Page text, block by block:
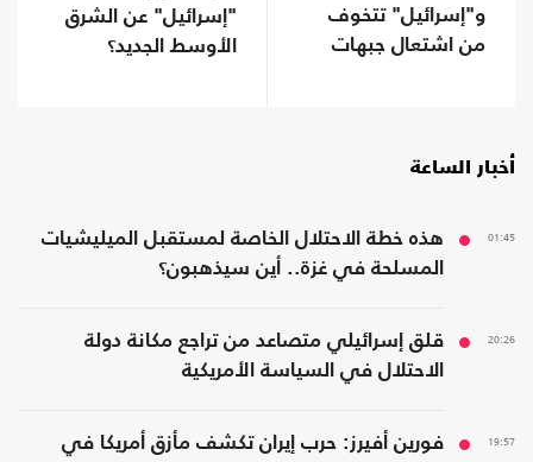
و"إسرائيل" تتخوف
من اشتعال جبهات
"إسرائيل" عن الشرق
الأوسط الجديد؟
أخبار الساعة
01:45
هذه خطة الاحتلال الخاصة لمستقبل الميليشيات
المسلحة في غزة.. أين سيذهبون؟
20:26
قلق إسرائيلي متصاعد من تراجع مكانة دولة
الاحتلال في السياسة الأمريكية
19:57 فورين أفيرز: حرب إيران تكشف مأزق أمريكا في